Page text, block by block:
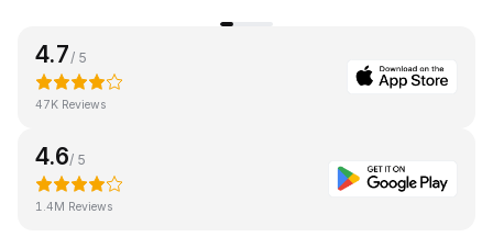
4.7 / 5
47K Reviews
4.6/ 5
1.4M Reviews